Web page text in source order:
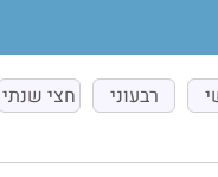
רבעוני חצי שנתי